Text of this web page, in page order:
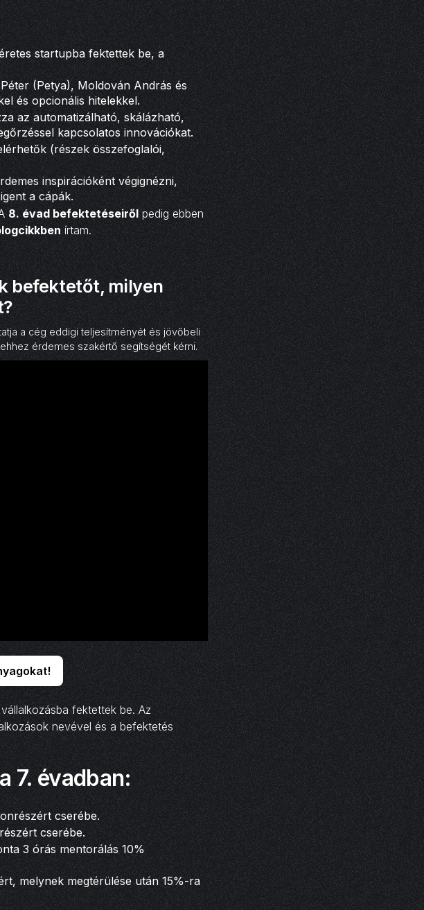
startupba fektettek be, a
(Petya), Moldován András és
és opcionális hitelekkel.
az automatizálható, skálázható,
kapcsolatos innovációkat.
(részek összefoglalói,
inspirációként végignézni,
a cápák.
8. évad befektetéseiről pedig ebben
írtam.
befektetőt, milyen
a cég eddigi teljesítményét és jövőbeli
érdemes szakértő segítségét kérni.
fektettek be. Az
nevével és a befektetés
7. évadban:
cserébe.
cserébe.
3 órás mentorálás 10%
melynek megtérülése után 15%-ra